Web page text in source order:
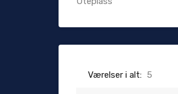
Værelser i alt: 5